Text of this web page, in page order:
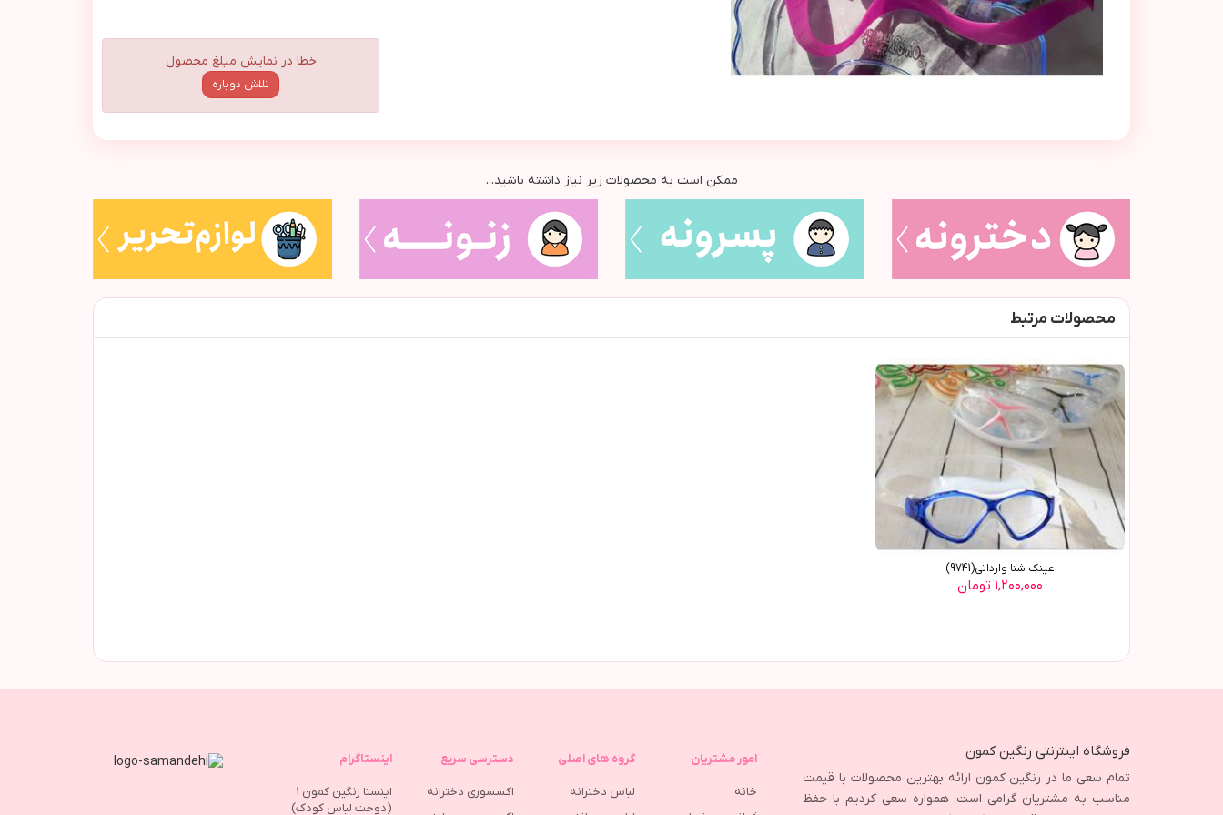
خطا در نمایش مبلغ محصول
تلاش دوباره
ممکن است به محصولات زیر نیاز داشته باشید...
محصولات مرتبط
عینک شنا وارداتی(9741)
۱,۲۰۰,۰۰۰ تومان
فروشگاه اینترنتی رنگین کمون
تمام سعی ما در رنگین کمون ارائه بهترین محصولات با قیمت
مناسب به مشتریان گرامی است. همواره سعی کردیم با حفظ
امور مشتریان
خانه
گروه های اصلی
لباس دخترانه
دسترسی سریع
اکسسوری دخترانه
اینستاگرام
اینستا رنگین کمون 1
(دوخت لباس کودک)